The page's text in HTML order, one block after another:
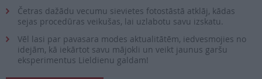
Četras dažādu vecumu sievietes fotostāstā atklāj, kādas
sejas procedūras veikušas, lai uzlabotu savu izskatu.
Vēl lasi par pavasara modes aktualitātēm, iedvesmojies no
idejām, kā iekārtot savu mājokli un veikt jaunus garšu
eksperimentus Lieldienu galdam!